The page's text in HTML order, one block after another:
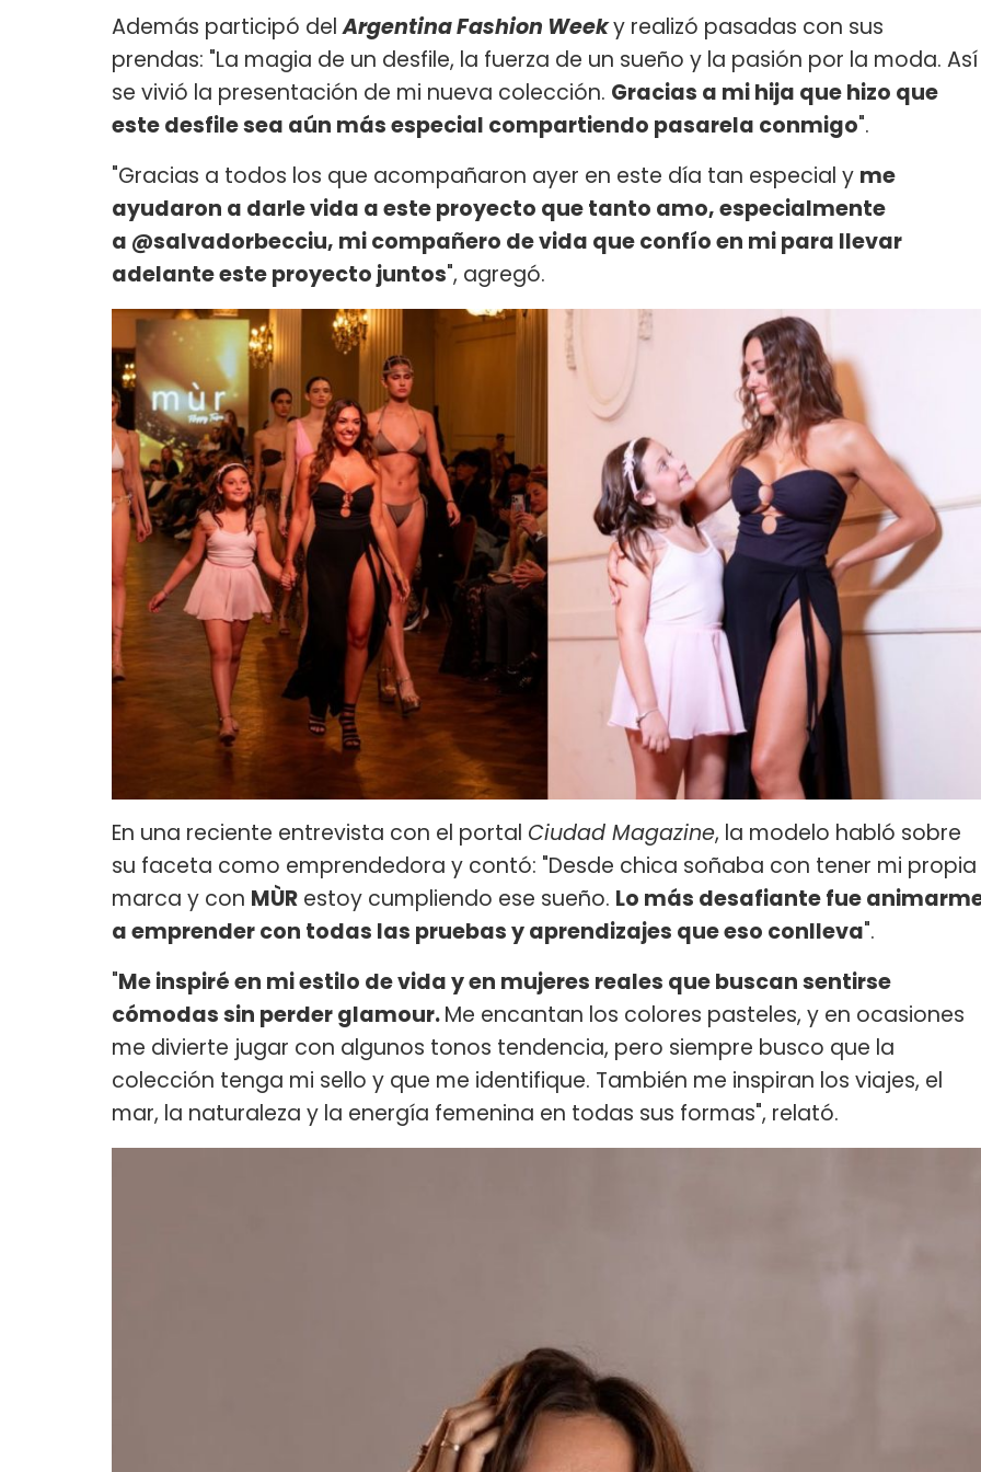
Además participó delArgentina Fashion Weeky realizó pasadas con sus
prendas: "La magia de un desfile, la fuerza de un sueño y la pasión por la moda. Así
se vivió la presentación de mi nueva colección. Gracias a mi hija que hizo que
este desfile sea aún más especial compartiendo pasarela conmigo".
"Gracias a todos los que acompañaron ayer en este día tan especial y me
ayudaron a darle vida a este proyecto que tanto amo, especialmente
a @salvadorbecciu, mi compañero de vida que confío en mi para llevar
adelante este proyecto juntos", agregó.
En una reciente entrevista con el portal Ciudad Magazine, la modelo habló sobre
su faceta como emprendedora y contó: "Desde chica soñaba con tener mi propia
marca y con MÙR estoy cumpliendo ese sueño. Lo más desafiante fue
a emprender con todas las pruebas y aprendizajes que eso conlleva".
"Me inspiré en mi estilo de vida y en mujeres reales que buscan sentirse
cómodas sin perder glamour.Me encantan los colores pasteles, y en ocasiones
me divierte jugar con algunos tonos tendencia, pero siempre busco que la
colección tenga mi sello y que me identifique. También me inspiran los viajes, el
mar, la naturaleza y la energía femenina en todas sus formas", relató.